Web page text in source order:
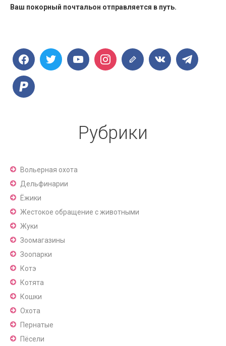
Ваш покорный почтальон отправляется в путь.
Рубрики
Вольерная охота
Дельфинарии
Ёжики
Жестокое обращение с животными
Жуки
Зоомагазины
Зоопарки
Котэ
Котята
Кошки
Охота
Пернатые
Пёсели